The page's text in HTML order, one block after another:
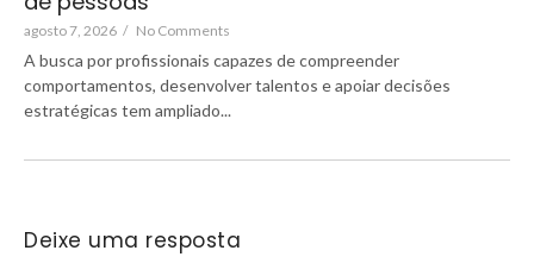
agosto 7, 2026 / No Comments
A busca por profissionais capazes de compreender
comportamentos, desenvolver talentos e apoiar decisões
estratégicas tem ampliado...
Deixe uma resposta